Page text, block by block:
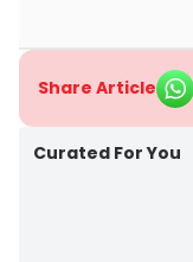
Share Article
Curated For You